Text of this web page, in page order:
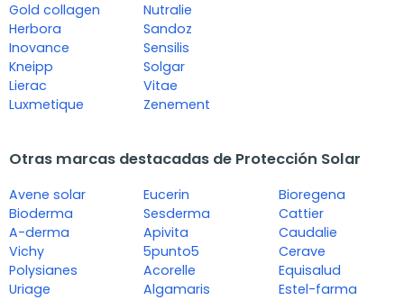
Gold collagen
Herbora
Inovance
Kneipp
Lierac
Luxmetique
Nutralie
Sandoz
Sensilis
Solgar
Vitae
Zenement
Otras marcas destacadas de Protección Solar
Avene solar
Bioderma
A-derma
Vichy
Polysianes
Uriage
Eucerin
Sesderma
Apivita
5punto5
Acorelle
Algamaris
Bioregena
Cattier
Caudalie
Cerave
Equisalud
Estel-farma